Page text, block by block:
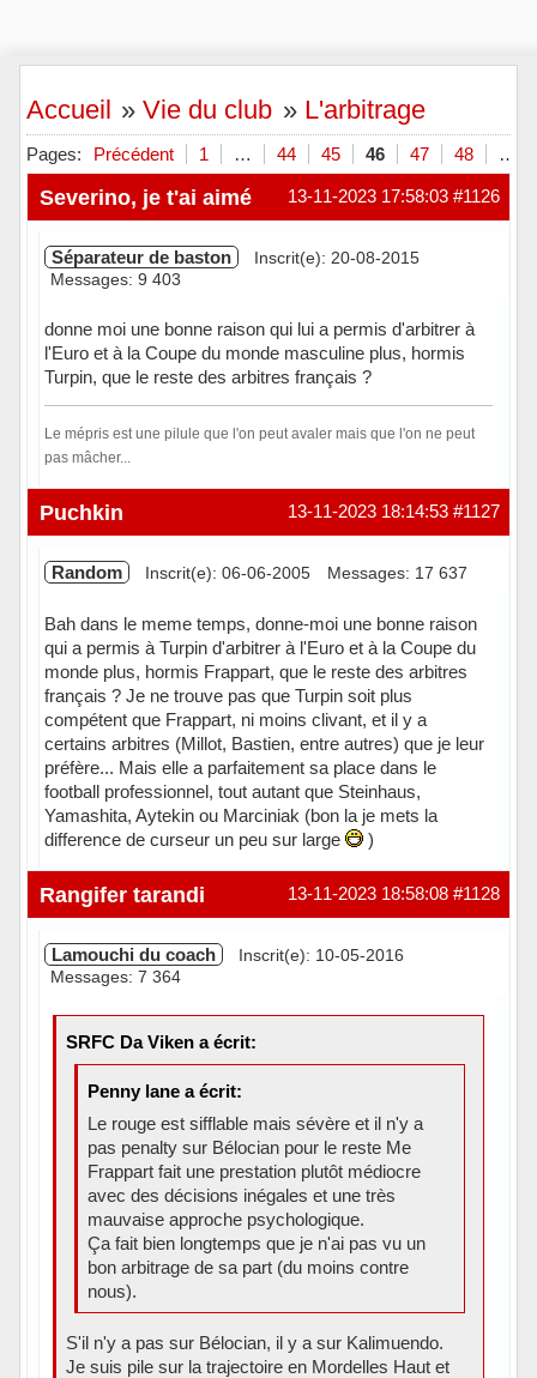
Accueil »Vie du club » L'arbitrage
Pages: Précédent 1 … 44 45 46 47 48 …
#1126
13-11-2023 17:58:03
Severino, je t'ai aimé
Séparateur de baston
Inscrit(e): 20-08-2015
Messages: 9 403
donne moi une bonne raison qui lui a permis d'arbitrer à
l'Euro et à la Coupe du monde masculine plus, hormis
Turpin, que le reste des arbitres français ?
Le mépris est une pilule que l'on peut avaler mais que l'on ne peut
pas mâcher...
Hors ligne #1127
13-11-2023 18:14:53
Puchkin
Random Inscrit(e): 06-06-2005 Messages: 17 637
Bah dans le meme temps, donne-moi une bonne raison
qui a permis à Turpin d'arbitrer à l'Euro et à la Coupe du
monde plus, hormis Frappart, que le reste des arbitres
français ? Je ne trouve pas que Turpin soit plus
compétent que Frappart, ni moins clivant, et il y a
certains arbitres (Millot, Bastien, entre autres) que je leur
préfère... Mais elle a parfaitement sa place dans le
football professionnel, tout autant que Steinhaus,
Yamashita, Aytekin ou Marciniak (bon la je mets la
difference de curseur un peu sur large
)
Hors ligne #1128
13-11-2023 18:58:08
Rangifer tarandi
Lamouchi du coach
Inscrit(e): 10-05-2016
Messages: 7 364
SRFC Da Viken a écrit:
Penny lane a écrit:
Le rouge est sifflable mais sévère et il n'y a
pas penalty sur Bélocian pour le reste Me
Frappart fait une prestation plutôt médiocre
avec des décisions inégales et une très
mauvaise approche psychologique.
Ça fait bien longtemps que je n'ai pas vu un
bon arbitrage de sa part (du moins contre
nous).
S'il n'y a pas sur Bélocian, il y a sur Kalimuendo.
Je suis pile sur la trajectoire en Mordelles Haut et